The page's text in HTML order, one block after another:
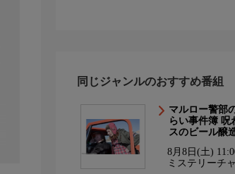
同じジャンルのおすすめ番組
マルロー警部
らい事件簿 呪
スのビール醸
8月8日(土)
ミステリーチ